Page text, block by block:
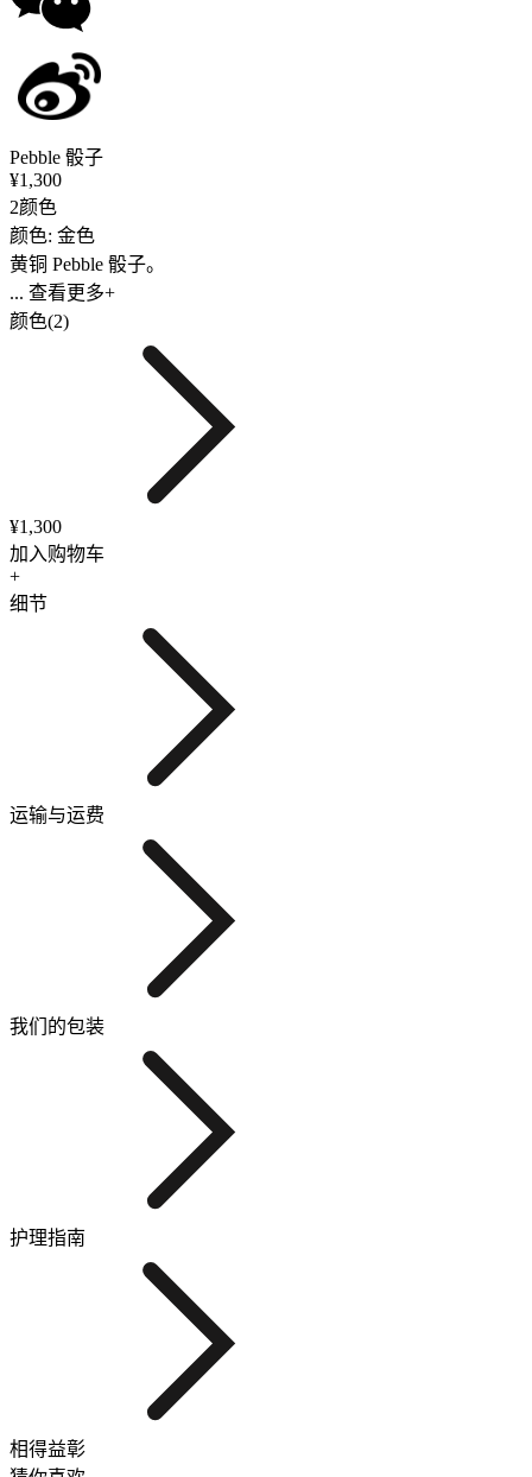
Pebble 骰子
¥1,300
2颜色
颜色: 金色
黄铜 Pebble 骰子。
... 查看更多+
颜色(2)
¥1,300
加入购物车
+
细节
运输与运费
我们的包装
护理指南
相得益彰